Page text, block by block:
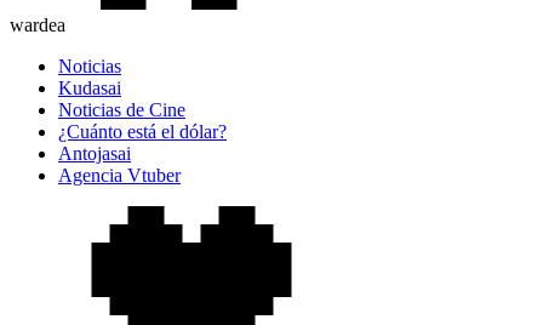
wardea
Noticias
Kudasai
Noticias de Cine
¿Cuánto está el dólar?
Antojasai
Agencia Vtuber